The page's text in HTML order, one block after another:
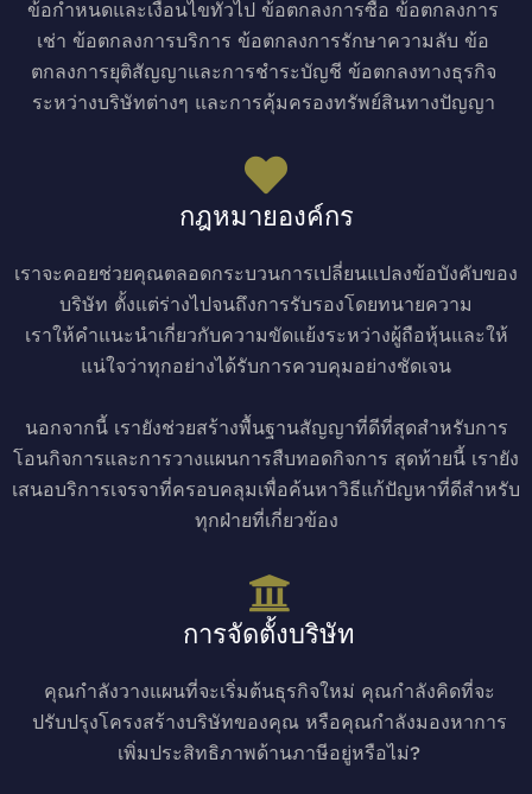
ข้อกำหนดและเงื่อนไขทั่วไป ข้อตกลงการซื้อ ข้อตกลงการ
เช่า ข้อตกลงการบริการ ข้อตกลงการรักษาความลับ ข้อ
ตกลงการยุติสัญญาและการชำระบัญชี ข้อตกลงทางธุรกิจ
ระหว่างบริษัทต่างๆ และการคุ้มครองทรัพย์สินทางปัญญา
กฎหมายองค์กร
เราจะคอยช่วยคุณตลอดกระบวนการเปลี่ยนแปลงข้อบังคับของ
บริษัท ตั้งแต่ร่างไปจนถึงการรับรองโดยทนายความ
เราให้คำแนะนำเกี่ยวกับความขัดแย้งระหว่างผู้ถือหุ้นและให้
แน่ใจว่าทุกอย่างได้รับการควบคุมอย่างชัดเจน
นอกจากนี้ เรายังช่วยสร้างพื้นฐานสัญญาที่ดีที่สุดสำหรับการ
โอนกิจการและการวางแผนการสืบทอดกิจการ สุดท้ายนี้ เรายัง
เสนอบริการเจรจาที่ครอบคลุมเพื่อค้นหาวิธีแก้ปัญหาที่ดีสำหรับ
ทุกฝ่ายที่เกี่ยวข้อง
การจัดตั้งบริษัท
คุณกำลังวางแผนที่จะเริ่มต้นธุรกิจใหม่ คุณกำลังคิดที่จะ
ปรับปรุงโครงสร้างบริษัทของคุณ หรือคุณกำลังมองหาการ
เพิ่มประสิทธิภาพด้านภาษีอยู่หรือไม่?